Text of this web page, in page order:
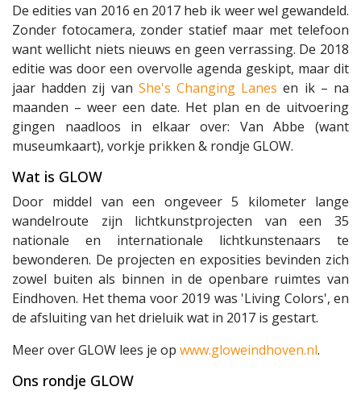
De edities van 2016 en 2017 heb ik weer wel gewandeld.
Zonder fotocamera, zonder statief maar met telefoon
want wellicht niets nieuws en geen verrassing. De 2018
editie was door een overvolle agenda geskipt, maar dit
jaar hadden zij van She's Changing Lanes en ik – na
maanden – weer een date. Het plan en de uitvoering
gingen naadloos in elkaar over: Van Abbe (want
museumkaart), vorkje prikken & rondje GLOW.
Wat is GLOW
Door middel van een ongeveer 5 kilometer lange
wandelroute zijn lichtkunstprojecten van een 35
nationale en internationale lichtkunstenaars te
bewonderen. De projecten en exposities bevinden zich
zowel buiten als binnen in de openbare ruimtes van
Eindhoven. Het thema voor 2019 was 'Living Colors', en
de afsluiting van het drieluik wat in 2017 is gestart.
Meer over GLOW lees je op www.gloweindhoven.nl.
Ons rondje GLOW